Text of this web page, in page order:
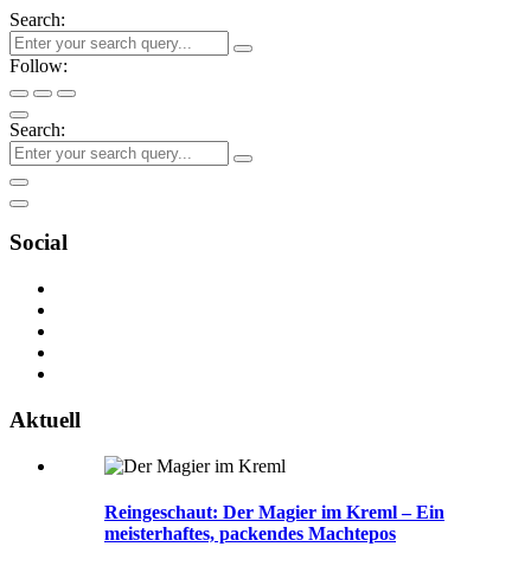
Search:
Follow:
Search:
Social
Aktuell
Reingeschaut: Der Magier im Kreml – Ein
meisterhaftes, packendes Machtepos